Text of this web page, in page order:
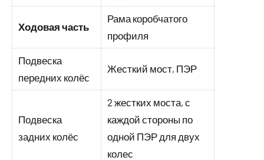
Ходовая часть
Рама коробчатого
профиля
Подвеска
передних колёс
Жесткий мост, ПЭР
Подвеска
задних колёс
2 жестких моста, с
каждой стороны по
одной ПЭР для двух
колес